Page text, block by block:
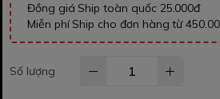
Đồng giá Ship toàn quốc 25.000đ
Miễn phí Ship cho đơn hàng từ
Số lượng